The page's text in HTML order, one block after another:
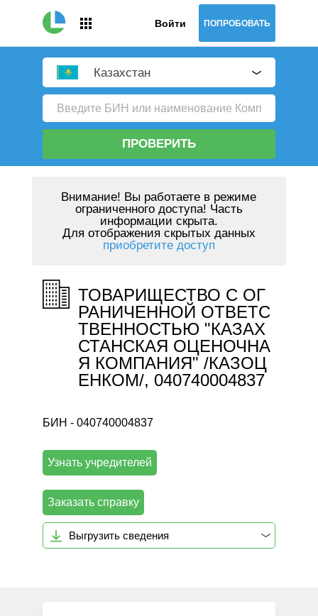
Войти ПОПРОБОВАТЬ
Казахстан
ПРОВЕРИТЬ
Внимание! Вы работаете в режиме
ограниченного доступа! Часть
информации скрыта.
Для отображения скрытых данных
приобретите доступ
ТОВАРИЩЕСТВО С ОГ
РАНИЧЕННОЙ ОТВЕТС
ТВЕННОСТЬЮ "КАЗАХ
СТАНСКАЯ ОЦЕНОЧНА
Я КОМПАНИЯ" /КАЗОЦ
ЕНКОМ/, 040740004837
БИН - 040740004837
Узнать учредителей
Заказать справку
Выгрузить сведения